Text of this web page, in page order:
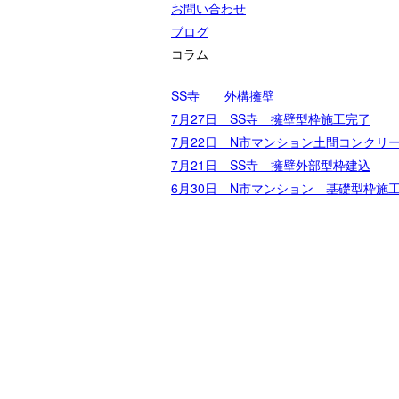
お問い合わせ
ブログ
コラム
SS寺 外構擁壁
7月27日 SS寺 擁壁型枠施工完了
7月22日 N市マンション土間コンクリ
7月21日 SS寺 擁壁外部型枠建込
6月30日 N市マンション 基礎型枠施